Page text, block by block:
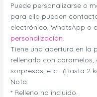
Puede personalizarse o
para ello pueden
electrónico, WhatsApp o
personalización.
Tiene una abertura en la
rellenarla con caramelos,
sorpresas, etc. (Hasta 2
Nota:
* Relleno no incluido.